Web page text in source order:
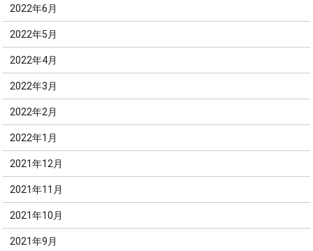
2022年6月
2022年5月
2022年4月
2022年3月
2022年2月
2022年1月
2021年12月
2021年11月
2021年10月
2021年9月